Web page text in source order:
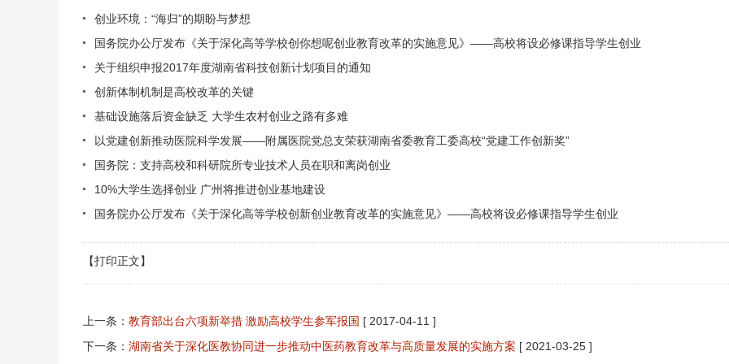
创业环境：“海归”的期盼与梦想
国务院办公厅发布《关于深化高等学校创你想呢创业教育改革的实施意见》——高校将设必修课指导学生创业
关于组织申报2017年度湖南省科技创新计划项目的通知
创新体制机制是高校改革的关键
基础设施落后资金缺乏 大学生农村创业之路有多难
以党建创新推动医院科学发展——附属医院党总支荣获湖南省委教育工委高校“党建工作创新奖”
国务院：支持高校和科研院所专业技术人员在职和离岗创业
10%大学生选择创业 广州将推进创业基地建设
国务院办公厅发布《关于深化高等学校创新创业教育改革的实施意见》——高校将设必修课指导学生创业
【打印正文】
上一条： 教育部出台六项新举措 激励高校学生参军报国 [ 2017-04-11 ]
下一条： 湖南省关于深化医教协同进一步推动中医药教育改革与高质量发展的实施方案 [ 2021-03-25 ]